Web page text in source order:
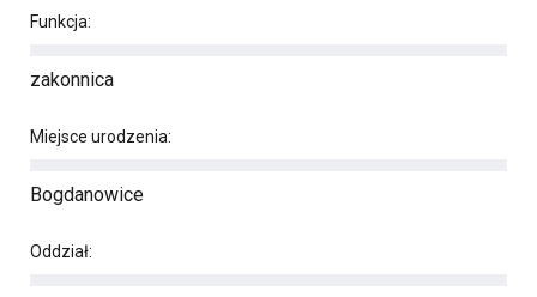
Funkcja:
zakonnica
Miejsce urodzenia:
Bogdanowice
Oddział: